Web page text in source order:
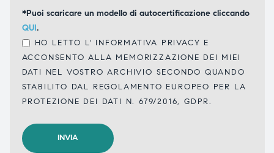
*Puoi scaricare un modello di autocertificazione cliccando
QUI.
HO LETTO L' INFORMATIVA PRIVACY E
ACCONSENTO ALLA MEMORIZZAZIONE DEI MIEI
DATI NEL VOSTRO ARCHIVIO SECONDO QUANDO
STABILITO DAL REGOLAMENTO EUROPEO PER LA
PROTEZIONE DEI DATI N. 679/2016, GDPR.